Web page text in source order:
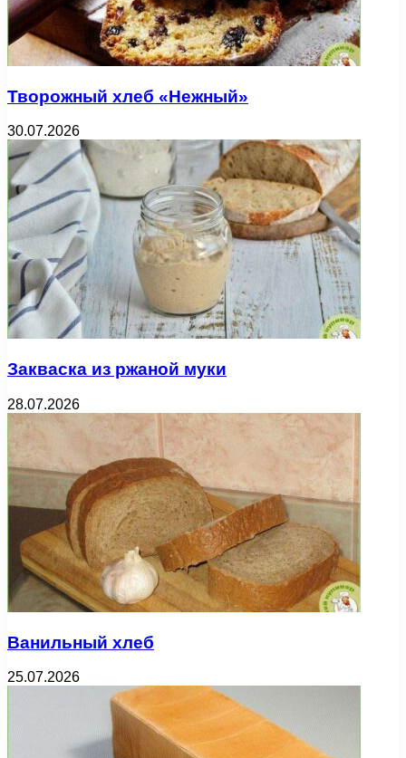
Творожный хлеб «Нежный»
30.07.2026
Закваска из ржаной муки
28.07.2026
Ванильный хлеб
25.07.2026